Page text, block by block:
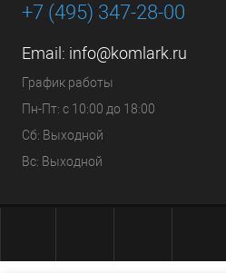
+7 (495) 347-28-00
Email: info@komlark.ru
График работы
Пн-Пт: с 10:00 до 18:00
Сб: Выходной
Вс: Выходной